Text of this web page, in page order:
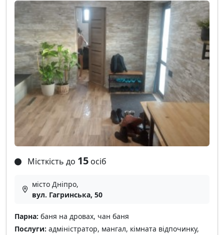
Місткість до 15 осіб
місто Дніпро,
вул. Гагринська, 50
Парна: баня на дровах, чан баня
Послуги: адміністратор, мангал, кімната відпочинку,